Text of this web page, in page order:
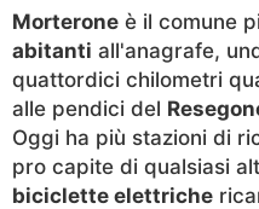
Morterone è il comune
abitanti all'anagrafe,
quattordici chilometri
alle pendici del
Oggi ha più stazioni di
pro capite di qualsiasi
biciclette elettriche